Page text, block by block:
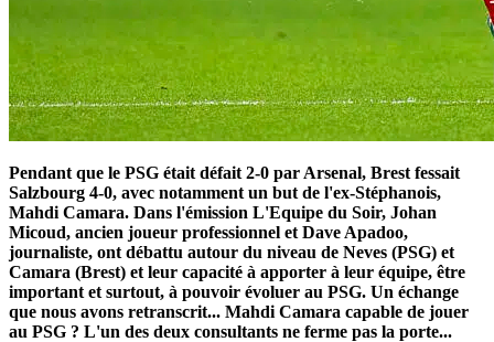
Pendant que le PSG était défait 2-0 par Arsenal, Brest fessait
Salzbourg 4-0, avec notamment un but de l'ex-Stéphanois,
Mahdi Camara. Dans l'émission L'Equipe du Soir, Johan
Micoud, ancien joueur professionnel et Dave Apadoo,
journaliste, ont débattu autour du niveau de Neves (PSG) et
Camara (Brest) et leur capacité à apporter à leur équipe, être
important et surtout, à pouvoir évoluer au PSG. Un échange
que nous avons retranscrit... Mahdi Camara capable de jouer
au PSG ? L'un des deux consultants ne ferme pas la porte...